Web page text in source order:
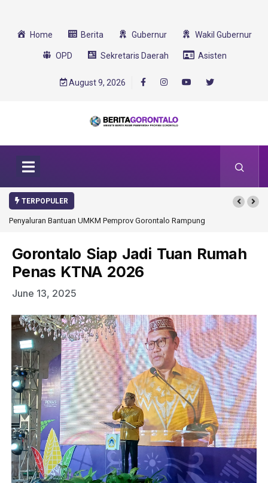
Home Berita Gubernur Wakil Gubernur
OPD Sekretaris Daerah Asisten
August 9, 2026
TERPOPULER
Gorontalo RampungGorontalo Ikut Dukung Program SMA Unggul
Gorontalo Siap Jadi Tuan Rumah
Penas KTNA 2026
June 13, 2025